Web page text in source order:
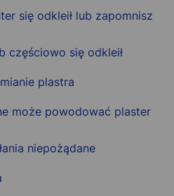
się odkleił lub zapomnisz
częściowo się odkleił
plastra
może powodować plaster
niepożądane